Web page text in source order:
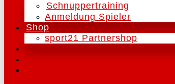
Schnuppertraining
Anmeldung Spieler
Shop
sport21 Partnershop